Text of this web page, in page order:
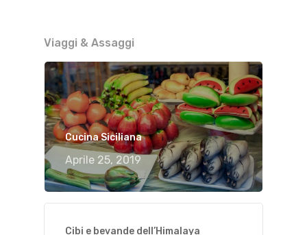
Viaggi & Assaggi
Cucina Siciliana
Aprile 25, 2019
Cibi e bevande dell’Himalaya